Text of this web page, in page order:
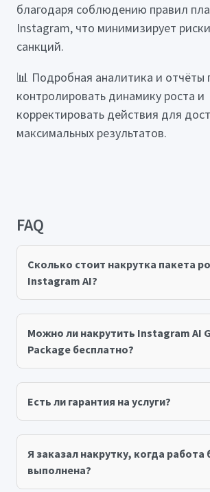
благодаря соблюдению правил
Instagram, что минимизирует
санкций.
📊 Подробная аналитика и отчёты
контролировать динамику роста и
корректировать действия для
максимальных результатов.
FAQ
Сколько стоит накрутка пакета
Instagram AI?
Можно ли накрутить Instagram AI
Package бесплатно?
Есть ли гарантия на услуги?
Я заказал накрутку, когда работа
выполнена?